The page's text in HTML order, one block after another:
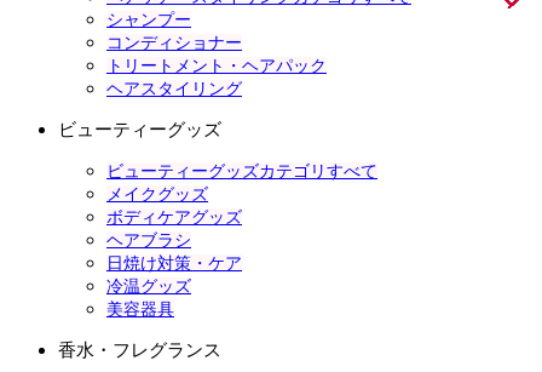
シャンプー
コンディショナー
トリートメント・ヘアパック
ヘアスタイリング
ビューティーグッズ
ビューティーグッズカテゴリすべて
メイクグッズ
ボディケアグッズ
ヘアブラシ
日焼け対策・ケア
冷温グッズ
美容器具
香水・フレグランス